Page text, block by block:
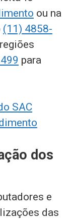
ou na
(11) 4858-
para
SAC
dos
e
das